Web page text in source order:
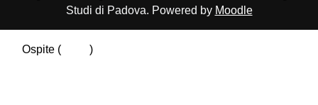
Studi di Padova. Powered by Moodle
Ospite (
)